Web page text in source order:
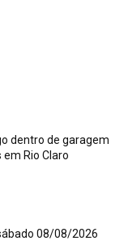
dentro de garagem
Rio Claro
08/08/2026